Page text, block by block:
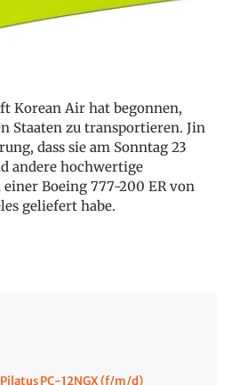
Korean Air hat begonnen,
Staaten zu transportieren. Jin
dass sie am Sonntag 23
andere hochwertige
Boeing 777-200 ER von
geliefert habe.
PC-12NGX (f/m/d)